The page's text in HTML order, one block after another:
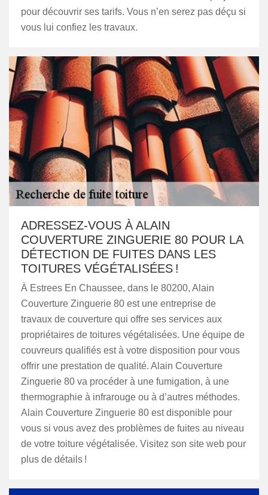
pour découvrir ses tarifs. Vous n’en serez pas déçu si
vous lui confiez les travaux.
ADRESSEZ-VOUS À ALAIN
COUVERTURE ZINGUERIE 80 POUR LA
DÉTECTION DE FUITES DANS LES
TOITURES VÉGÉTALISÉES !
À Estrees En Chaussee, dans le 80200, Alain
Couverture Zinguerie 80 est une entreprise de
travaux de couverture qui offre ses services aux
propriétaires de toitures végétalisées. Une équipe de
couvreurs qualifiés est à votre disposition pour vous
offrir une prestation de qualité. Alain Couverture
Zinguerie 80 va procéder à une fumigation, à une
thermographie à infrarouge ou à d’autres méthodes.
Alain Couverture Zinguerie 80 est disponible pour
vous si vous avez des problèmes de fuites au niveau
de votre toiture végétalisée. Visitez son site web pour
plus de détails !